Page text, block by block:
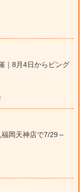
｜8月4日からピング
岡天神店で7/29～